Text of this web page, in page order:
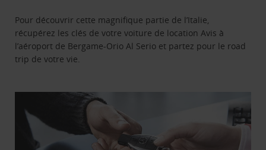
Pour découvrir cette magnifique partie de l’Italie,
récupérez les clés de votre voiture de location Avis à
l’aéroport de Bergame-Orio Al Serio et partez pour le road
trip de votre vie.